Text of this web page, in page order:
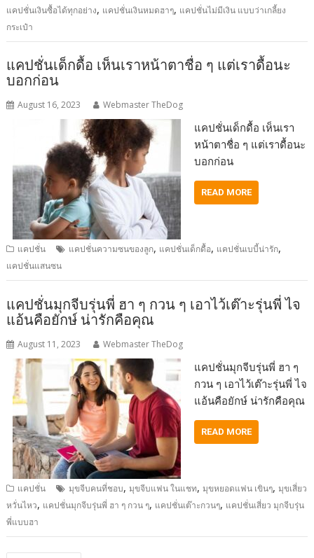
แคปชั่นเงินซื้อได้ทุกอย่าง, แคปชั่นเงินหมดฮาๆ, แคปชั่นไม่มีเงิน แบบว่าเกลี้ยง
กระเป๋า
แคปชั่นเด็กดื้อ เห็นเราหน้าตาชื่อ ๆ แต่เราดื้อนะ
บอกก่อน
August 16, 2023 Webmaster TheDog
แคปชั่นเด็กดื้อ เห็นเรา
หน้าตาชื่อ ๆ แต่เราดื้อนะ
บอกก่อน
READ MORE
แคปชั่น แคปชั่นความซนของลูก, แคปชั่นเด็กดื้อ, แคปชั่นเบบี้น่ารัก,
แคปชั่นแสนซน
แคปชั่นมุกจีบรุ่นพี่ ฮา ๆ กวน ๆ เอาไว้เต๊าะรุ่นพี่ ไจ
แอ้นคือยักษ์ น่ารักคือคุณ
August 11, 2023 Webmaster TheDog
แคปชั่นมุกจีบรุ่นพี่ ฮา ๆ
กวน ๆ เอาไว้เต๊าะรุ่นพี่ ไจ
แอ้นคือยักษ์ น่ารักคือคุณ
READ MORE
แคปชั่น มุขจีบคนที่ชอบ,มุขจีบแฟน ในแชท,มุขหยอดแฟน เขินๆ,มุขเสี่ยว
หวั่นไหว, แคปชั่นมุกจีบรุ่นพี่ ฮา ๆ กวน ๆ, แคปชั่นเต๊าะกวนๆ, แคปชั่นเสี่ยว มุกจีบรุ่น
พี่แบบฮา